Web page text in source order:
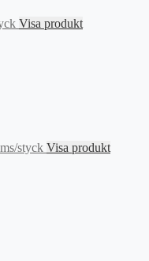
Visa produkt
/styck Visa produkt